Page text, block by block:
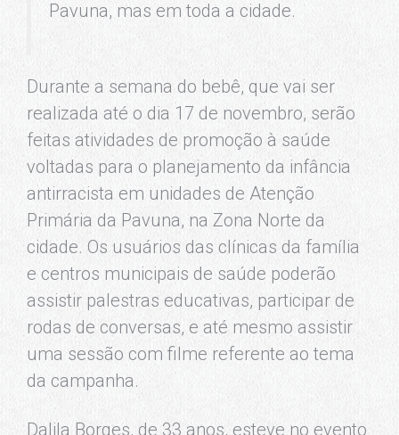
Pavuna, mas em toda a cidade.
Durante a semana do bebê, que vai ser
realizada até o dia 17 de novembro, serão
feitas atividades de promoção à saúde
voltadas para o planejamento da infância
antirracista em unidades de Atenção
Primária da Pavuna, na Zona Norte da
cidade. Os usuários das clínicas da família
e centros municipais de saúde poderão
assistir palestras educativas, participar de
rodas de conversas, e até mesmo assistir
uma sessão com filme referente ao tema
da campanha.
Dalila Borges, de 33 anos, esteve no evento